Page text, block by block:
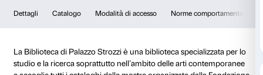
Biblioteca